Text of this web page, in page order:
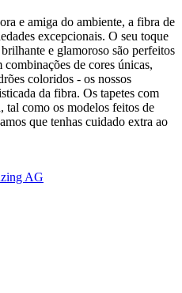
e amiga do ambiente, a fibra de
excepcionais. O seu toque
e glamoroso são perfeitos
de cores únicas,
coloridos - os nossos
da fibra. Os tapetes com
tal como os modelos feitos de
que tenhas cuidado extra ao
AG